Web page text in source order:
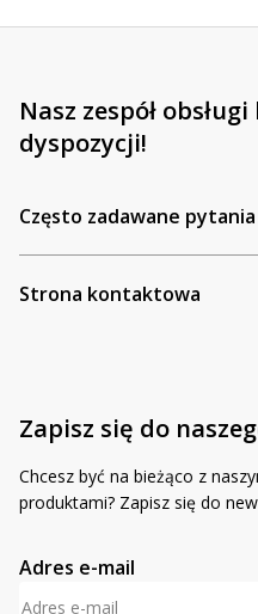
Nasz zespół
dyspozycji!
Często zadawane pytania
Strona kontaktowa
Zapisz się do
Chcesz być na bieżąco z
produktami? Zapisz się do
Adres e-mail